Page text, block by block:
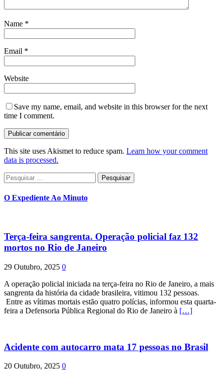
Name *
Email *
Website
Save my name, email, and website in this browser for the next
time I comment.
This site uses Akismet to reduce spam. Learn how your comment
data is processed.
Pesquisar
por:
O Expediente Ao Minuto
Terça-feira sangrenta. Operação policial faz 132
mortos no Rio de Janeiro
29 Outubro, 2025 0
A operação policial iniciada na terça-feira no Rio de Janeiro, a mais
sangrenta da história da cidade brasileira, vitimou 132 pessoas.
Entre as vítimas mortais estão quatro polícias, informou esta quarta-
feira a Defensoria Pública Regional do Rio de Janeiro à […]
Acidente com autocarro mata 17 pessoas no Brasil
20 Outubro, 2025 0